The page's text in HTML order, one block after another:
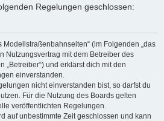
Regelungen geschlossen:
Modellstraßenbahnseiten“ (im Folgenden „das
Nutzungsvertrag mit dem Betreiber des
„Betreiber“) und erklärst dich mit den
einverstanden.
nicht einverstanden bist, so darfst du
Für die Nutzung des Boards gelten
veröffentlichten Regelungen.
auf unbestimmte Zeit geschlossen und kann